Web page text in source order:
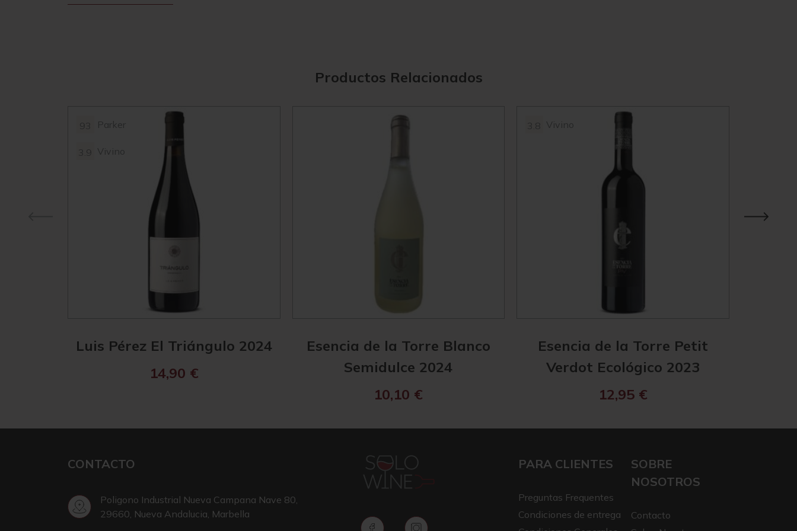
Productos Relacionados
Parker
Vivino
Luis Pérez El Triángulo 2024
14,90 €
Esencia de la Torre Blanco
Semidulce 2024
10,10 €
Vivino
Esencia de la Torre Petit
Verdot Ecológico 2023
12,95 €
CONTACTO
Poligono Industrial Nueva Campana Nave 80,
29660, Nueva Andalucia, Marbella
PARA CLIENTES
Preguntas Frequentes
Condiciones de entrega
SOBRE
NOSOTROS
Contacto